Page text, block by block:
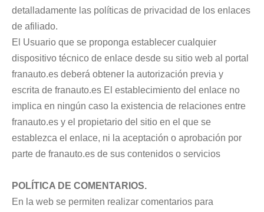
detalladamente las políticas de privacidad de los enlaces
de afiliado.
El Usuario que se proponga establecer cualquier
dispositivo técnico de enlace desde su sitio web al portal
franauto.es deberá obtener la autorización previa y
escrita de franauto.es El establecimiento del enlace no
implica en ningún caso la existencia de relaciones entre
franauto.es y el propietario del sitio en el que se
establezca el enlace, ni la aceptación o aprobación por
parte de franauto.es de sus contenidos o servicios
POLÍTICA DE COMENTARIOS.
En la web se permiten realizar comentarios para